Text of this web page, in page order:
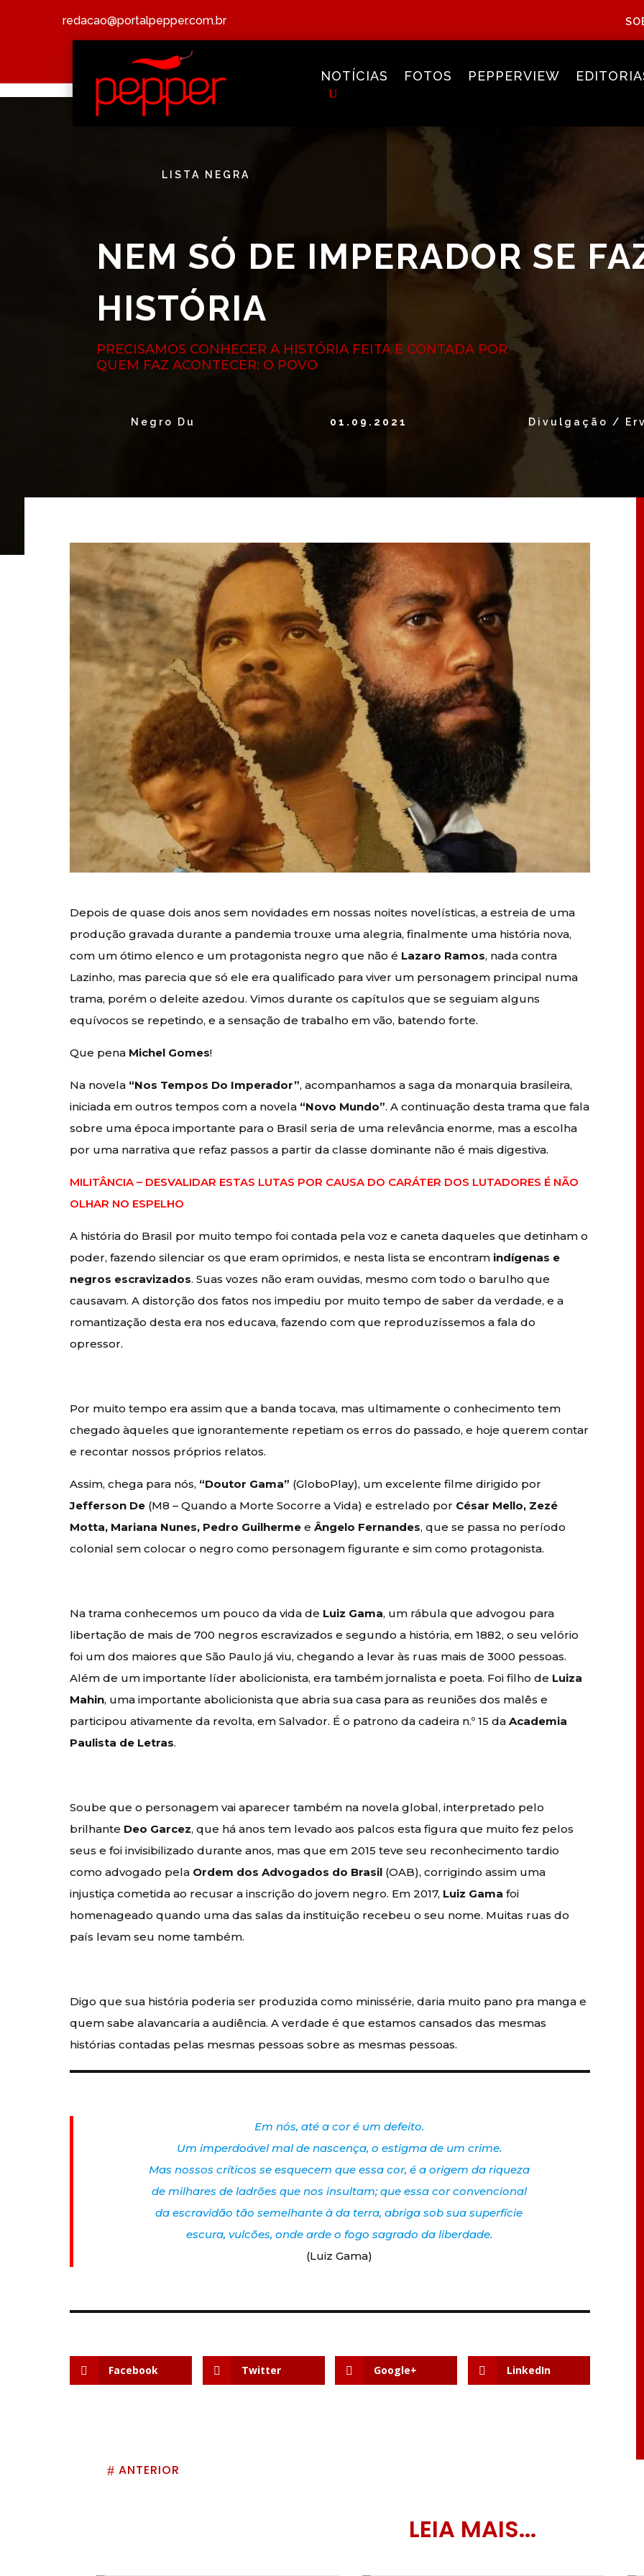
redacao@portalpepper.com.br
NOTÍCIAS FOTOS PEPPERVIEW
LISTA NEGRA
NEM SÓ DE IMPERADOR SE
HISTÓRIA
PRECISAMOS CONHECER A HISTÓRIA FEITA E CONTADA POR
QUEM FAZ ACONTECER: O POVO
Negro Du 01.09.2021 Divulgação /
Depois de quase dois anos sem novidades em nossas noites novelísticas, a estreia de uma
produção gravada durante a pandemia trouxe uma alegria, finalmente uma história nova,
com um ótimo elenco e um protagonista negro que não é Lazaro Ramos, nada contra
Lazinho, mas parecia que só ele era qualificado para viver um personagem principal numa
trama, porém o deleite azedou. Vimos durante os capítulos que se seguiam alguns
equívocos se repetindo, e a sensação de trabalho em vão, batendo forte.
Que pena Michel Gomes!
Na novela “Nos Tempos Do Imperador”, acompanhamos a saga da monarquia brasileira,
iniciada em outros tempos com a novela “Novo Mundo”. A continuação desta trama que fala
sobre uma época importante para o Brasil seria de uma relevância enorme, mas a escolha
por uma narrativa que refaz passos a partir da classe dominante não é mais digestiva.
MILITÂNCIA – DESVALIDAR ESTAS LUTAS POR CAUSA DO CARÁTER DOS LUTADORES É NÃO
OLHAR NO ESPELHO
A história do Brasil por muito tempo foi contada pela voz e caneta daqueles que detinham o
poder, fazendo silenciar os que eram oprimidos, e nesta lista se encontram indígenas e
negros escravizados. Suas vozes não eram ouvidas, mesmo com todo o barulho que
causavam. A distorção dos fatos nos impediu por muito tempo de saber da verdade, e a
romantização desta era nos educava, fazendo com que reproduzíssemos a fala do
opressor.
Por muito tempo era assim que a banda tocava, mas ultimamente o conhecimento tem
chegado àqueles que ignorantemente repetiam os erros do passado, e hoje querem contar
e recontar nossos próprios relatos.
Assim, chega para nós, “Doutor Gama” (GloboPlay), um excelente filme dirigido por
Jefferson De (M8 – Quando a Morte Socorre a Vida) e estrelado por César Mello, Zezé
Motta, Mariana Nunes, Pedro Guilherme eÂngelo Fernandes, que se passa no período
colonial sem colocar o negro como personagem figurante e sim como protagonista.
Na trama conhecemos um pouco da vida de Luiz Gama, um rábula que advogou para
libertação de mais de 700 negros escravizados e segundo a história, em 1882, o seu velório
foi um dos maiores que São Paulo já viu, chegando a levar às ruas mais de 3000 pessoas.
Além de um importante líder abolicionista, era também jornalista e poeta. Foi filho de Luiza
Mahin, uma importante abolicionista que abria sua casa para as reuniões dos malês e
participou ativamente da revolta, em Salvador. É o patrono da cadeira n.º 15 daAcademia
Paulista de Letras.
Soube que o personagem vai aparecer também na novela global, interpretado pelo
brilhante Deo Garcez, que há anos tem levado aos palcos esta figura que muito fez pelos
seus e foi invisibilizado durante anos, mas que em 2015 teve seu reconhecimento tardio
como advogado pela Ordem dos Advogados do Brasil (OAB), corrigindo assim uma
injustiça cometida ao recusar a inscrição do jovem negro. Em 2017, Luiz Gama foi
homenageado quando uma das salas da instituição recebeu o seu nome. Muitas ruas do
país levam seu nome também.
Digo que sua história poderia ser produzida como minissérie, daria muito pano pra manga e
quem sabe alavancaria a audiência. A verdade é que estamos cansados das mesmas
histórias contadas pelas mesmas pessoas sobre as mesmas pessoas.
Em nós, até a cor é um defeito.
Um imperdoável mal de nascença, o estigma de um crime.
Mas nossos críticos se esquecem que essa cor, é a origem da riqueza
de milhares de ladrões que nos insultam; que essa cor convencional
da escravidão tão semelhante à da terra, abriga sob sua superfície
escura, vulcões, onde arde o fogo sagrado da liberdade.
(Luiz Gama)
Facebook Twitter Google+ LinkedIn
# ANTERIOR
LEIA MAIS...